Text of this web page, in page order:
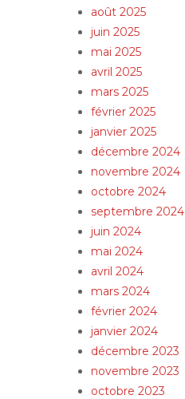
août 2025
juin 2025
mai 2025
avril 2025
mars 2025
février 2025
janvier 2025
décembre 2024
novembre 2024
octobre 2024
septembre 2024
juin 2024
mai 2024
avril 2024
mars 2024
février 2024
janvier 2024
décembre 2023
novembre 2023
octobre 2023